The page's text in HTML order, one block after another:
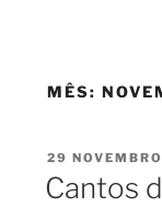
MÊS:
PUBLICADO
EM
29
Cantos